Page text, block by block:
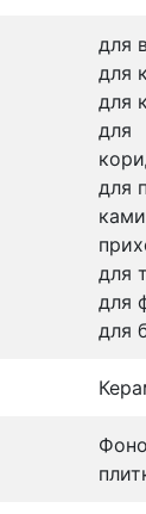
для
для
для
для
для
для
для
для